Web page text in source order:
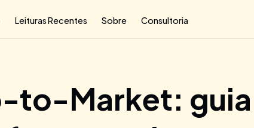
Leituras Recentes Sobre Consultoria
to-Market: guia